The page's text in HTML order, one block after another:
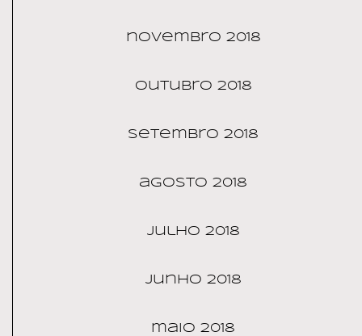
novembro 2018
outubro 2018
setembro 2018
agosto 2018
julho 2018
junho 2018
maio 2018